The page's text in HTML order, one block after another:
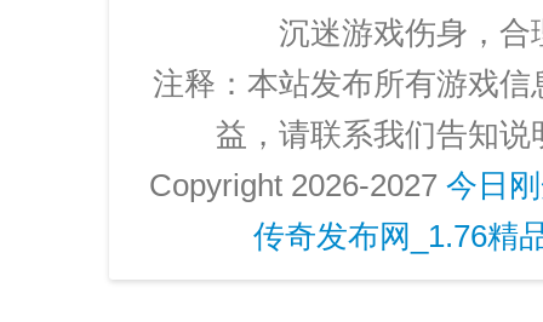
沉迷游戏伤身，合
注释：本站发布所有游戏
益，请联系我们告知
Copyright 2026-2027 今日
传奇发布网_1.76精